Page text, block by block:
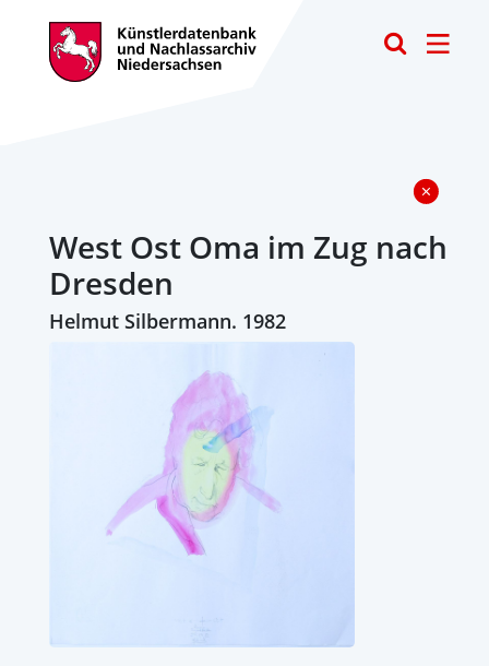
West Ost Oma im Zug nach
Dresden
Helmut Silbermann. 1982